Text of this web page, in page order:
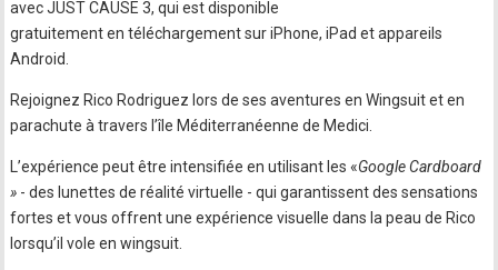
avec JUST CAUSE 3, qui est disponible
gratuitement en téléchargement sur iPhone, iPad et appareils
Android.
Rejoignez Rico Rodriguez lors de ses aventures en Wingsuit et en
parachute à travers l’île Méditerranéenne de Medici.
L’expérience peut être intensifiée en utilisant les «Google Cardboard
» - des lunettes de réalité virtuelle - qui garantissent des sensations
fortes et vous offrent une expérience visuelle dans la peau de Rico
lorsqu’il vole en wingsuit.